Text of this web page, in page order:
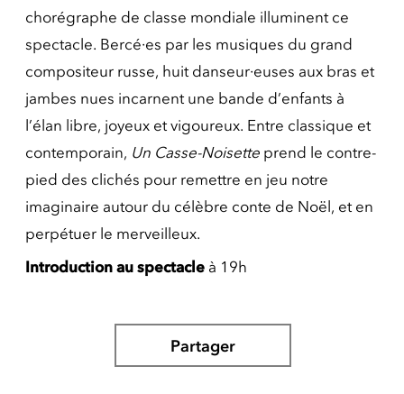
chorégraphe de classe mondiale illuminent ce
spectacle. Bercé·es par les musiques du grand
compositeur russe, huit danseur·euses aux bras et
jambes nues incarnent une bande d’enfants à
l’élan libre, joyeux et vigoureux. Entre classique et
contemporain, Un Casse-Noisette prend le contre-
pied des clichés pour remettre en jeu notre
imaginaire autour du célèbre conte de Noël, et en
perpétuer le merveilleux.
Introduction au spectacle à 19h
Partager